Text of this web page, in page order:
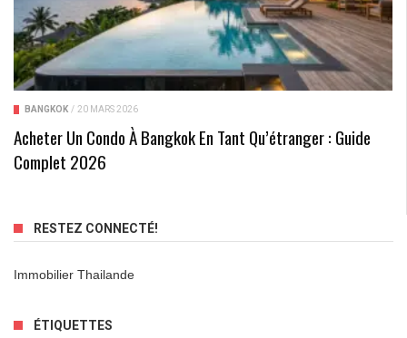
BANGKOK / 20 MARS 2026
Acheter Un Condo À Bangkok En Tant Qu’étranger : Guide
Complet 2026
RESTEZ CONNECTÉ!
Immobilier Thailande
ÉTIQUETTES